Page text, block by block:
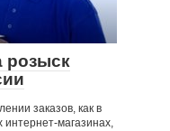
розыск
заказов, как в
интернет-магазинах,